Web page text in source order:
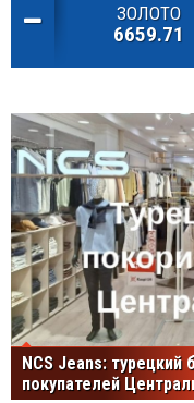
ЗОЛОТО
6659.71
NCS Jeans:
покупателей